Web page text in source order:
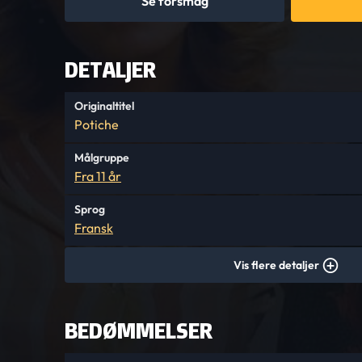
DETALJER
Originaltitel
Potiche
Målgruppe
Fra 11 år
Sprog
Fransk
Vis flere detaljer
BEDØMMELSER